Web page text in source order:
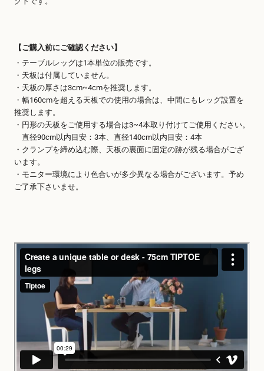
【ご購入前にご確認ください】
・テーブルレッグは1本単位の販売です。
・天板は付属していません。
・天板の厚さは3cm~4cmを推奨します。
・幅160cmを超える天板での使用の場合は、中間にもレッグ設置を
推奨します。
・円形の天板をご使用する場合は3~4本取り付けてご使用ください。
直径90cm以内目安：3本、直径140cm以内目安：4本
・クランプを締め込む際、天板の裏面に固定の跡が残る場合がござ
います。
・モニター環境により色合いが多少異なる場合がございます。予め
ご了承下さいませ。